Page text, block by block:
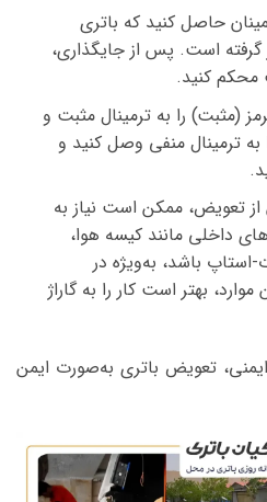
حاصل کنید که باتری
است. پس از جایگذاری،
محکم کنید.
(مثبت) را به ترمینال مثبت و
ترمینال منفی وصل کنید و
تعویض، ممکن است نیاز به
داخلی مانند کیسه هوا،
باشد، به‌ویژه در
بهتر است کار را به گاراژ
تعویض باتری به‌صورت ایمن